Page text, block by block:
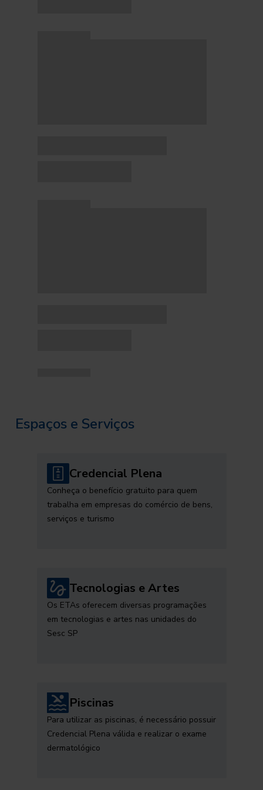
Espaços e Serviços
Credencial Plena
Conheça o benefício gratuito para quem
trabalha em empresas do comércio de bens,
serviços e turismo
Tecnologias e Artes
Os ETAs oferecem diversas programações
em tecnologias e artes nas unidades do
Sesc SP
Piscinas
Para utilizar as piscinas, é necessário possuir
Credencial Plena válida e realizar o exame
dermatológico